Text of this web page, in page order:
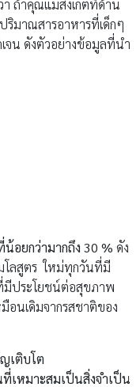
ถ้าคุณแม่สังเกตที่ด้าน
มาณสารอาหารที่เด็กๆ
เจน ดังตัวอย่างข้อมูลที่นำ
อยกว่ามากถึง 30 % ดัง
โลสูตร ใหม่ทุกวันที่มี
มีประโยชน์ต่อสุขภาพ
อนเดิมจากรสชาติของ
เติบโต
เหมาะสมเป็นสิ่งจำเป็น